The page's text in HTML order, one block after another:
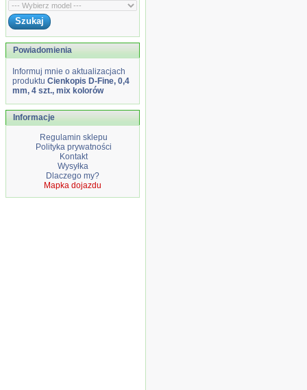
Powiadomienia
Informuj mnie o aktualizacjach
produktu Cienkopis D-Fine, 0,4
mm, 4 szt., mix kolorów
Informacje
Regulamin sklepu
Polityka prywatności
Kontakt
Wysyłka
Dlaczego my?
Mapka dojazdu